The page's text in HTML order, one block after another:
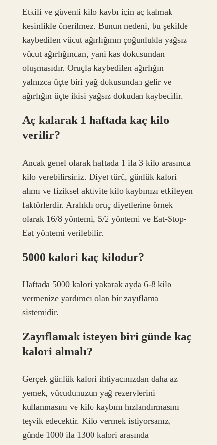
Etkili ve güvenli kilo kaybı için aç kalmak
kesinlikle önerilmez. Bunun nedeni, bu şekilde
kaybedilen vücut ağırlığının çoğunlukla yağsız
vücut ağırlığından, yani kas dokusundan
oluşmasıdır. Oruçla kaybedilen ağırlığın
yalnızca üçte biri yağ dokusundan gelir ve
ağırlığın üçte ikisi yağsız dokudan kaybedilir.
Aç kalarak 1 haftada kaç kilo
verilir?
Ancak genel olarak haftada 1 ila 3 kilo arasında
kilo verebilirsiniz. Diyet türü, günlük kalori
alımı ve fiziksel aktivite kilo kaybınızı etkileyen
faktörlerdir. Aralıklı oruç diyetlerine örnek
olarak 16/8 yöntemi, 5/2 yöntemi ve Eat-Stop-
Eat yöntemi verilebilir.
5000 kalori kaç kilodur?
Haftada 5000 kalori yakarak ayda 6-8 kilo
vermenize yardımcı olan bir zayıflama
sistemidir.
Zayıflamak isteyen biri günde kaç
kalori almalı?
Gerçek günlük kalori ihtiyacınızdan daha az
yemek, vücudunuzun yağ rezervlerini
kullanmasını ve kilo kaybını hızlandırmasını
teşvik edecektir. Kilo vermek istiyorsanız,
günde 1000 ila 1300 kalori arasında